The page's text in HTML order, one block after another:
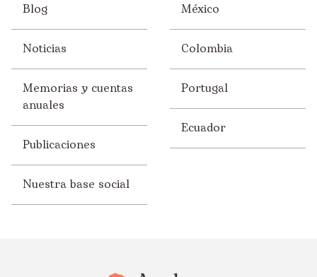
Blog
Noticias
Memorias y cuentas
anuales
Publicaciones
Nuestra base social
México
Colombia
Portugal
Ecuador